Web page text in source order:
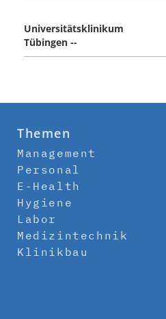
Universitätsklinikum
Tübingen --
Themen
Management
Personal
E-Health
Hygiene
Labor
Medizintechnik
Klinikbau